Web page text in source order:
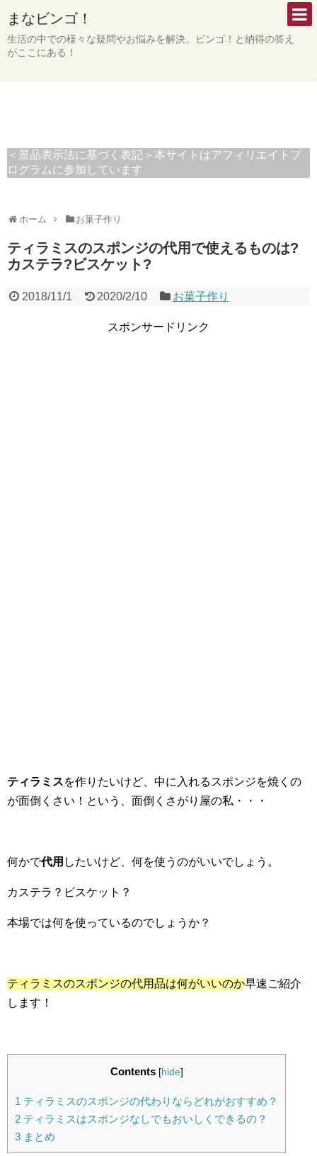
まなビンゴ！
生活の中での様々な疑問やお悩みを解決。ビンゴ！と納得の答え
がここにある！
＜景品表示法に基づく表記＞本サイトはアフィリエイトプ
ログラムに参加しています
ホーム お菓子作り
ティラミスのスポンジの代用で使えるものは?
カステラ?ビスケット?
2018/11/1 2020/2/10 お菓子作り
スポンサードリンク
ティラミスを作りたいけど、中に入れるスポンジを焼くの
が面倒くさい！という、面倒くさがり屋の私・・・
何かで代用 したいけど、何を使うのがいいでしょう。
カステラ？ビスケット？
本場では何を使っているのでしょうか？
ティラミスのスポンジの代用品は何がいいのか早速ご紹介
します！
Contents [hide]
1 ティラミスのスポンジの代わりならどれがおすすめ？
2 ティラミスはスポンジなしでもおいしくできるの？
3 まとめ